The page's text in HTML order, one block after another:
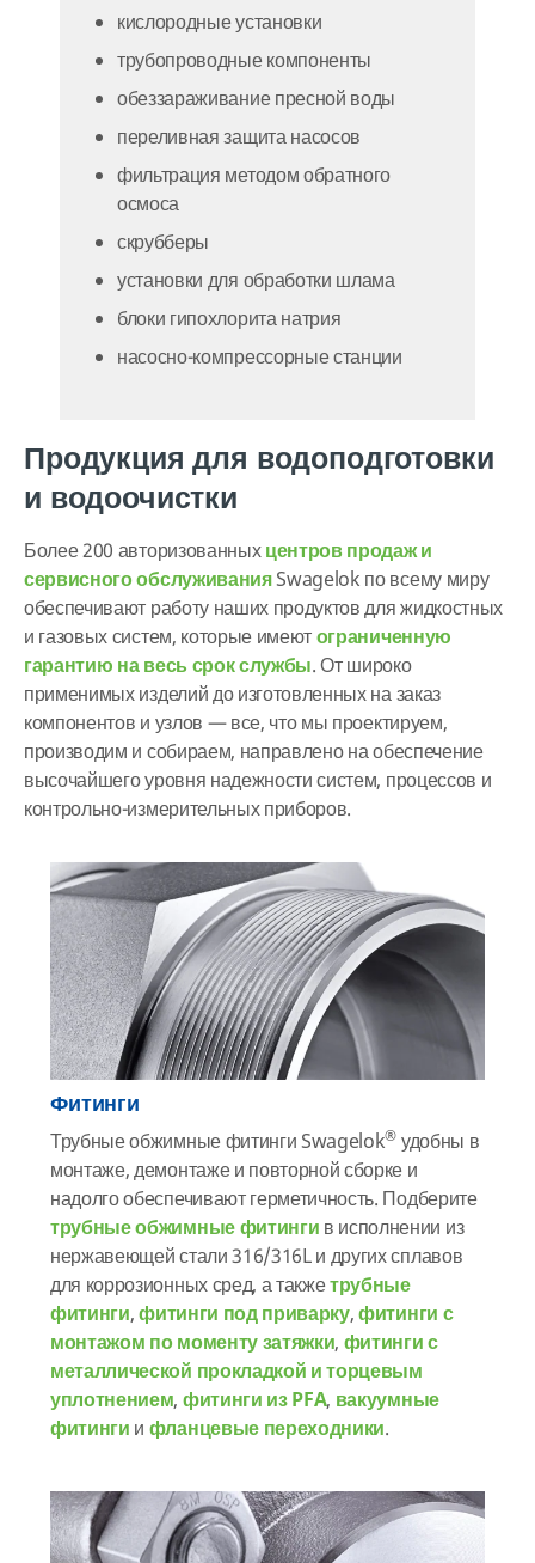
кислородные установки
трубопроводные компоненты
обеззараживание пресной воды
переливная защита насосов
фильтрация методом обратного
осмоса
скрубберы
установки для обработки шлама
блоки гипохлорита натрия
насосно-компрессорные станции
Продукция для водоподготовки
и водоочистки
Более 200 авторизованныхцентров продаж и
сервисного обслуживанияSwagelok по всему миру
обеспечивают работу наших продуктов для жидкостных
и газовых систем, которые имеютограниченную
гарантию на весь срок службы. От широко
применимых изделий до изготовленных на заказ
компонентов и узлов — все, что мы проектируем,
производим и собираем, направлено на обеспечение
высочайшего уровня надежности систем, процессов и
контрольно-измерительных приборов.
Фитинги
Трубные обжимные фитинги Swagelok® удобны в
монтаже, демонтаже и повторной сборке и
надолго обеспечивают герметичность. Подберите
трубные обжимные фитинги в исполнении из
нержавеющей стали 316/316L и других сплавов
для коррозионных сред, а такжетрубные
фитинги,фитинги под приварку,фитинги с
монтажом по моменту затяжки, фитинги с
металлической прокладкой и торцевым
уплотнением, фитинги из PFA, вакуумные
фитинги и фланцевые переходники.